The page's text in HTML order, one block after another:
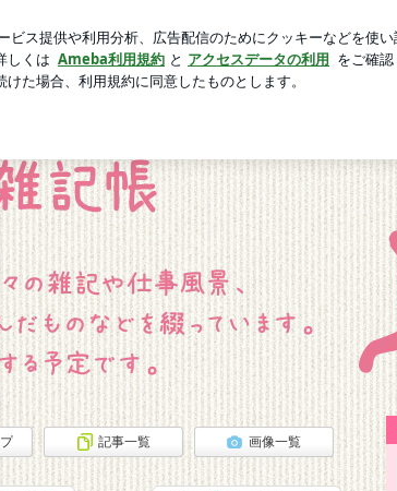
記事一覧 画像一覧